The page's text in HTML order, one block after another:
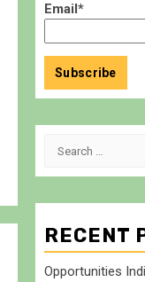
Email*
Search
RECENT
Opportunities